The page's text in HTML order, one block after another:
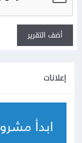
أضف التقرير
إعلانات